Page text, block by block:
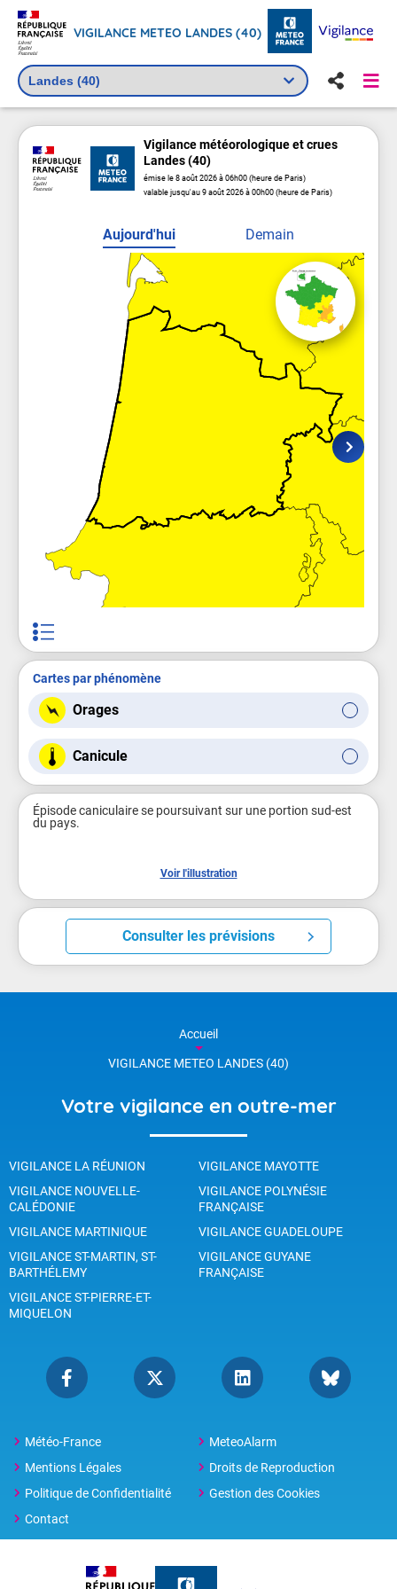
VIGILANCE METEO LANDES (40)
Vigilancemétéorologique et crues
Landes (40)
émise le 8 août 2026 à 06h00 (heure de Paris)
valable jusqu'au 9 août 2026 à 00h00 (heure de Paris)
Aujourd'hui Demain
Cartes par phénomène
Orages
Canicule
Épisode caniculaire se poursuivant sur une portion sud-est
du pays.
Voir l'illustration
Consulter les prévisions
Accueil
VIGILANCE METEO LANDES (40)
Votre vigilance en outre-mer
VIGILANCE LA RÉUNION
VIGILANCE MAYOTTE
VIGILANCE NOUVELLE-
CALÉDONIE
VIGILANCE POLYNÉSIE
FRANÇAISE
VIGILANCE MARTINIQUE
VIGILANCE GUADELOUPE
VIGILANCE ST-MARTIN, ST-
BARTHÉLEMY
VIGILANCE GUYANE
FRANÇAISE
VIGILANCE ST-PIERRE-ET-
MIQUELON
Météo-France
MeteoAlarm
Mentions Légales
Droits de Reproduction
Politique de Confidentialité
Gestion des Cookies
Contact